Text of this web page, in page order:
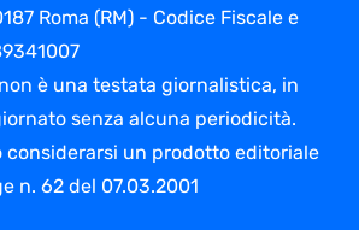
Roma (RM) - Codice Fiscale e
è una testata giornalistica, in
senza alcuna periodicità.
considerarsi un prodotto editoriale
n. 62 del 07.03.2001